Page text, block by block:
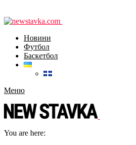
Новини
Футбол
Баскетбол
Меню
You are here: